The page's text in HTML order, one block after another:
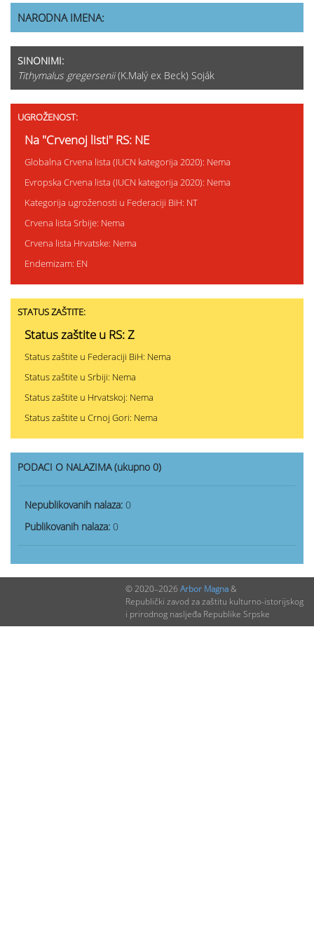
NARODNA IMENA:
SINONIMI:
Tithymalus gregersenii(K.Malý ex Beck) Soják
UGROŽENOST:
Na "Crvenoj listi" RS: NE
Globalna Crvena lista (IUCN kategorija 2020): Nema
Evropska Crvena lista (IUCN kategorija 2020): Nema
Kategorija ugroženosti u Federaciji BiH: NT
Crvena lista Srbije: Nema
Crvena lista Hrvatske: Nema
Endemizam: EN
STATUS ZAŠTITE:
Status zaštite u RS: Z
Status zaštite u Federaciji BiH: Nema
Status zaštite u Srbiji: Nema
Status zaštite u Hrvatskoj: Nema
Status zaštite u Crnoj Gori: Nema
PODACI O NALAZIMA (ukupno 0)
Nepublikovanih nalaza: 0
Publikovanih nalaza: 0
© 2020–2026 Arbor Magna&
Republički zavod za zaštitu kulturno-istorijskog
i prirodnog nasljeđa Republike Srpske